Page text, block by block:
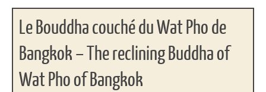
Le Bouddha couché du Wat Pho de
Bangkok – The reclining Buddha of
Wat Pho of Bangkok